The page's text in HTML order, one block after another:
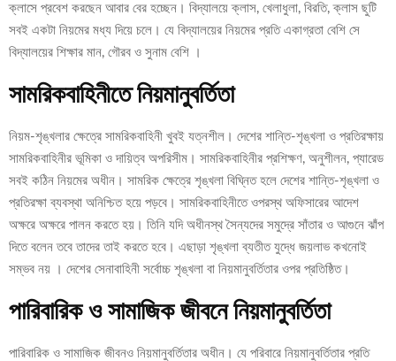
ক্লাসে প্রবেশ করছেন আবার বের হচ্ছেন। বিদ্যালয়ে ক্লাস, খেলাধুলা, বিরতি, ক্লাস ছুটি
সবই একটা নিয়মের মধ্য দিয়ে চলে। যে বিদ্যালয়ের নিয়মের প্রতি একাগ্রতা বেশি সে
বিদ্যালয়ের শিক্ষার মান, গৌরব ও সুনাম বেশি ।
সামরিকবাহিনীতে নিয়মানুবর্তিতা
নিয়ম-শৃঙ্খলার ক্ষেত্রে সামরিকবাহিনী খুবই যত্নশীল। দেশের শান্তি-শৃঙ্খলা ও প্রতিরক্ষায়
সামরিকবাহিনীর ভূমিকা ও দায়িত্ব অপরিসীম। সামরিকবাহিনীর প্রশিক্ষণ, অনুশীলন, প্যারেড
সবই কঠিন নিয়মের অধীন। সামরিক ক্ষেত্রে শৃঙ্খলা বিঘ্নিত হলে দেশের শান্তি-শৃঙ্খলা ও
প্রতিরক্ষা ব্যবস্থা অনিশ্চিত হয়ে পড়বে। সামরিকবাহিনীতে ওপরস্থ অফিসারের আদেশ
অক্ষরে অক্ষরে পালন করতে হয়। তিনি যদি অধীনস্থ সৈন্যদের সমুদ্রে সাঁতার ও আগুনে ঝাঁপ
দিতে বলেন তবে তাদের তাই করতে হবে। এছাড়া শৃঙ্খলা ব্যতীত যুদ্ধে জয়লাভ কখনোই
সম্ভব নয় । দেশের সেনাবাহিনী সর্বোচ্চ শৃঙ্খলা বা নিয়মানুবর্তিতার ওপর প্রতিষ্ঠিত।
পারিবারিক ও সামাজিক জীবনে নিয়মানুবর্তিতা
পারিবারিক ও সামাজিক জীবনও নিয়মানুবর্তিতার অধীন। যে পরিবারে নিয়মানুবর্তিতার প্রতি